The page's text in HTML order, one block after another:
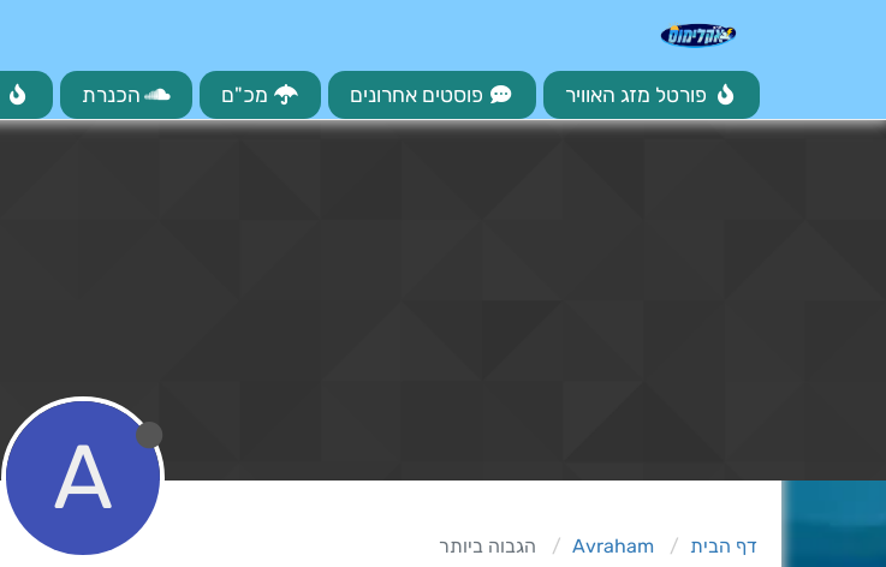
פורטל מזג האוויר פוסטים אחרונים מכ"ם הכנרת
דף הבית Avraham הגבוה ביותר
A